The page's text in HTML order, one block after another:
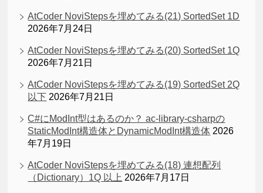
AtCoder NoviStepsを埋めてみる(21) SortedSet 1D
2026年7月24日
AtCoder NoviStepsを埋めてみる(20) SortedSet 1Q
2026年7月21日
AtCoder NoviStepsを埋めてみる(19) SortedSet 2Q
以下 2026年7月21日
C#にModInt型はあるのか？ ac-library-csharpの
StaticModInt構造体とDynamicModInt構造体 2026
年7月19日
AtCoder NoviStepsを埋めてみる(18) 連想配列
（Dictionary）1Q 以上 2026年7月17日